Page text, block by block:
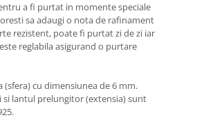
reglabil
a fi purtat in momente speciale
sa adaugi o nota de rafinament
rezistent, poate fi purtat zi de zi iar
reglabila asigurand o purtare
(sfera) cu dimensiunea de 6 mm.
si lantul prelungitor (extensia) sunt